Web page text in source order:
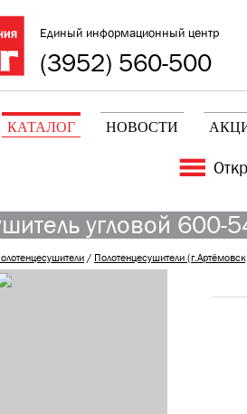
Единый информационный центр
(3952) 560-500
КАТАЛОГ НОВОСТИ
угловой
/ Полотенцесушители